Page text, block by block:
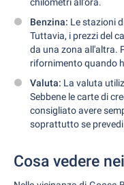
Benzina: Le stazioni
Tuttavia, i prezzi del
da una zona all'altra.
rifornimento quando
Valuta: La valuta
Sebbene le carte di
consigliato avere
soprattutto se
Cosa vedere